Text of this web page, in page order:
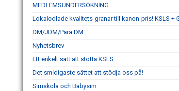
MEDLEMSUNDERSÖKNING
Lokalodlade kvalitets-granar till kanon-pris! KSLS +
DM/JDM/Para DM
Nyhetsbrev
Ett enkelt sätt att stötta KSLS
Det smidigaste sättet att stödja oss på!
Simskola och Babysim